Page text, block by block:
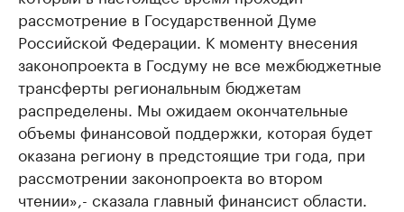
рассмотрение в Государственной Думе
Российской Федерации. К моменту внесения
законопроекта в Госдуму не все межбюджетные
трансферты региональным бюджетам
распределены. Мы ожидаем окончательные
объемы финансовой поддержки, которая будет
оказана региону в предстоящие три года, при
рассмотрении законопроекта во втором
чтении»,- сказала главный финансист области.